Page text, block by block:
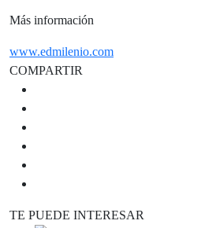
Más información
www.edmilenio.com
COMPARTIR
TE PUEDE INTERESAR